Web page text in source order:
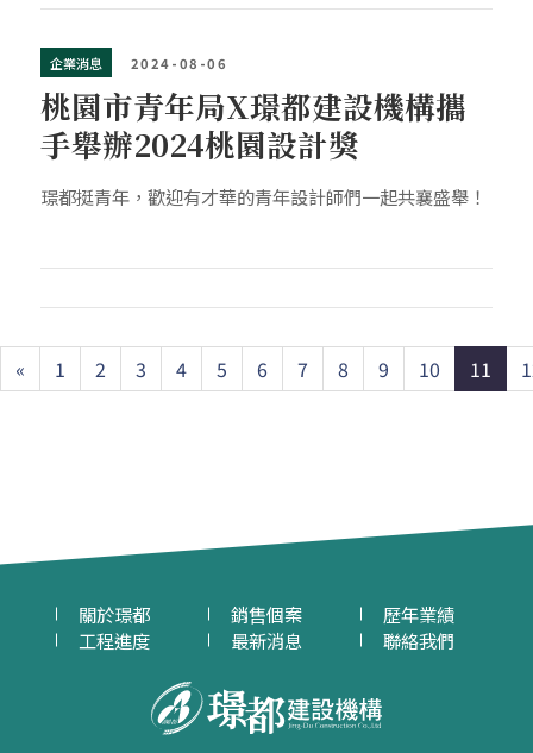
企業消息 2024-08-06
桃園市青年局X璟都建設機構攜
手舉辦2024桃園設計獎
璟都挺青年，歡迎有才華的青年設計師們一起共襄盛舉！
« Previous
1 2 3 4 5 6 7 8 9 10 11
關於璟都 銷售個案
歷年業績
工程進度
最新消息 聯絡我們